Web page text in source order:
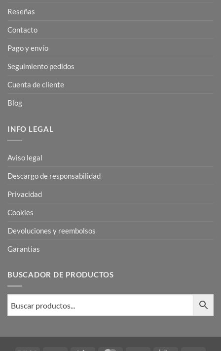
Reseñas
Contacto
Pago y envío
Seguimiento pedidos
Cuenta de cliente
Blog
INFO LEGAL
Aviso legal
Descargo de responsabilidad
Privacidad
Cookies
Devoluciones y reembolsos
Garantias
BUSCADOR DE PRODUCTOS